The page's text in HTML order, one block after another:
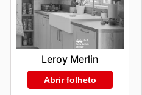
Leroy Merlin
Abrir folheto